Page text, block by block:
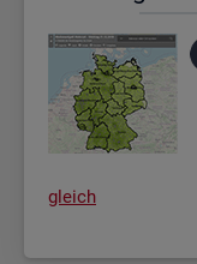
gleich